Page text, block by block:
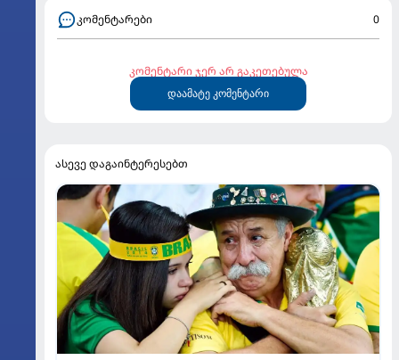
კომენტარები 0
კომენტარი ჯერ არ გაკეთებულა
დაამატე კომენტარი
ასევე დაგაინტერესებთ